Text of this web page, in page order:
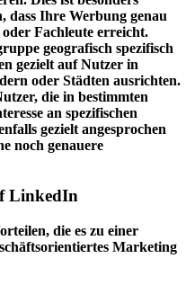
dass Ihre Werbung genau
Fachleute erreicht.
geografisch spezifisch
gezielt auf Nutzer in
oder Städten ausrichten.
die in bestimmten
an spezifischen
gezielt angesprochen
noch genauere
LinkedIn
die es zu einer
Marketing